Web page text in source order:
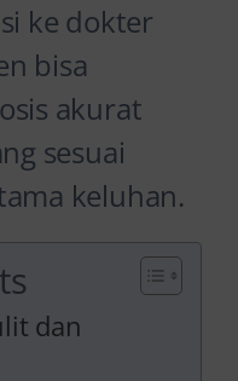
ke dokter
bisa
akurat
sesuai
keluhan.
dan